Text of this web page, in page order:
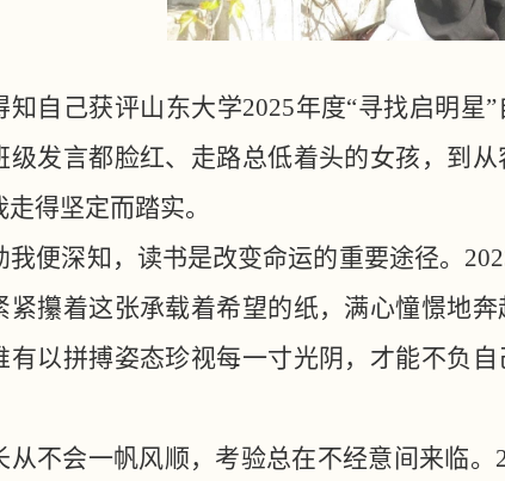
知自己获评山东大学2025年度“寻找启明星
级发言都脸红、走路总低着头的女孩，到
得坚定而踏实。
我便深知，读书是改变命运的重要途径。
紧攥着这张承载着希望的纸，满心憧憬地
有以拼搏姿态珍视每一寸光阴，才能不负
从不会一帆风顺，考验总在不经意间来临。